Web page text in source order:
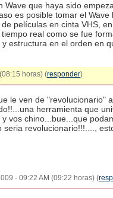
Wave que haya sido
es posible tomar el Wave
películas en cinta VHS,
real como se fue
estructura en el orden en
horas) (responder)
le ven de "revolucionario"
herramienta que
vos chino...bue...que
revolucionario!!!....,
- 09:22 AM (09:22 horas) (